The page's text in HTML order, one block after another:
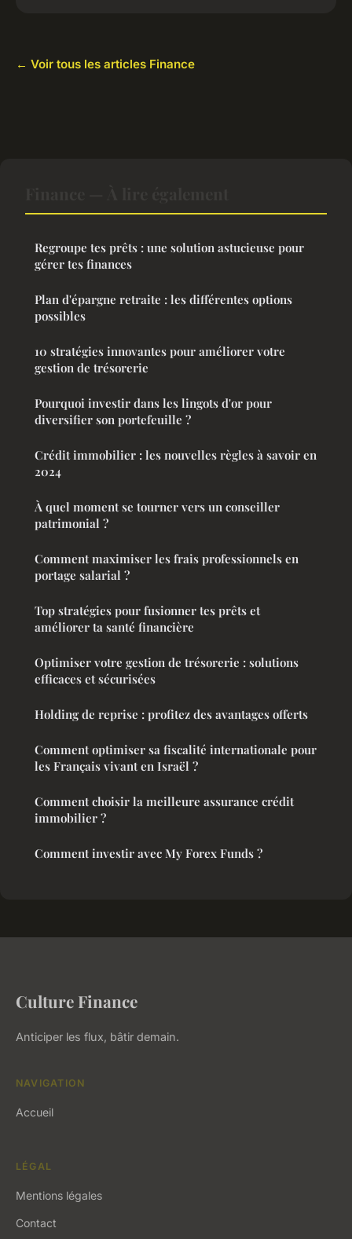
← Voir tous les articles Finance
Regroupe tes prêts : une solution astucieuse pour
gérer tes finances
Plan d'épargne retraite : les différentes options
possibles
10 stratégies innovantes pour améliorer votre
gestion de trésorerie
Pourquoi investir dans les lingots d'or pour
diversifier son portefeuille ?
Crédit immobilier : les nouvelles règles à savoir en
2024
À quel moment se tourner vers un conseiller
patrimonial ?
Comment maximiser les frais professionnels en
portage salarial ?
Top stratégies pour fusionner tes prêts et
améliorer ta santé financière
Optimiser votre gestion de trésorerie : solutions
efficaces et sécurisées
Holding de reprise : profitez des avantages offerts
Comment optimiser sa fiscalité internationale pour
les Français vivant en Israël ?
Comment choisir la meilleure assurance crédit
immobilier ?
Comment investir avec My Forex Funds ?
Culture Finance
Anticiper les flux, bâtir demain.
NAVIGATION
Accueil
LÉGAL
Mentions légales
Contact